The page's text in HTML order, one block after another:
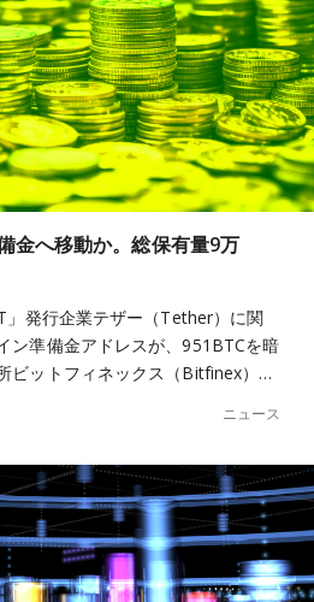
金へ移動か。総保有量9万
」発行企業テザー（Tether）に関
ン準備金アドレスが、951BTCを暗
ビットフィネックス（Bitfinex）…
ニュース